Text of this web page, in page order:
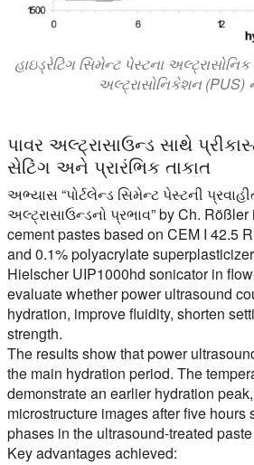
હાઇડ્રેટિંગ સિમેન્ટ પેસ્ટના
અલ્ટ્રાસોનિકેશન (PUS)
પાવર અલ્ટ્રાસાઉન્ડ સાથે
સેટિંગ અને પ્રારંભિક તાકાત
અભ્યાસ “પોર્ટલેન્ડ સિમેન્ટ પેસ્ટની
અલ્ટ્રાસાઉન્ડનો પ્રભાવ”by Ch. Rößler
cement pastes based on CEM I 42.5
and 0.1% polyacrylate
Hielscher UIP1000hd sonicator in
evaluate whether power ultrasound
hydration, improve fluidity, shorten
strength.
The results show that power
the main hydration period. The
demonstrate an earlier hydration
microstructure images after five hours
phases in the ultrasound-treated
Key advantages achieved: